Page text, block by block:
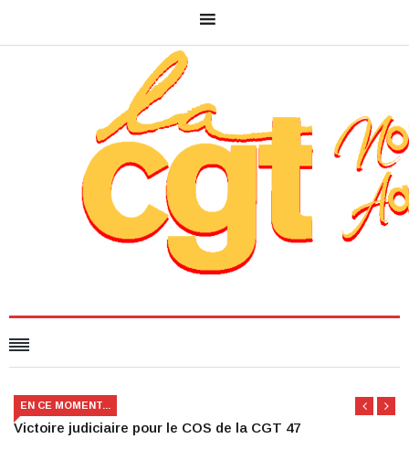
EN CE MOMENT...
Victoire judiciaire pour le COS de la CGT 47